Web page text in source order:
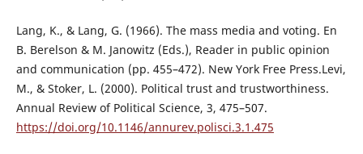
Lang, K., & Lang, G. (1966). The mass media and voting. En
B. Berelson & M. Janowitz (Eds.), Reader in public opinion
and communication (pp. 455–472). New York Free Press.Levi,
M., & Stoker, L. (2000). Political trust and trustworthiness.
Annual Review of Political Science, 3, 475–507.
https://doi.org/10.1146/annurev.polisci.3.1.475